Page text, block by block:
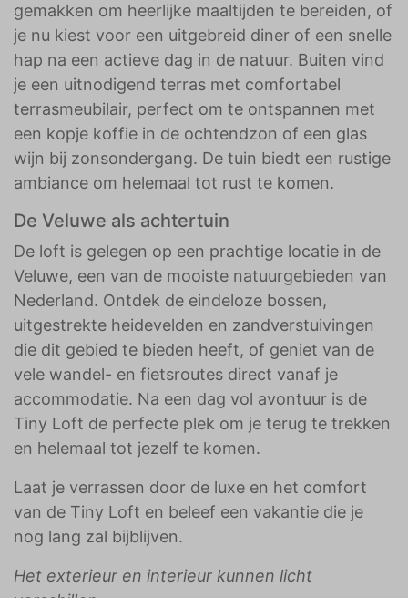
gemakken om heerlijke maaltijden te bereiden, of
je nu kiest voor een uitgebreid diner of een snelle
hap na een actieve dag in de natuur. Buiten vind
je een uitnodigend terras met comfortabel
terrasmeubilair, perfect om te ontspannen met
een kopje koffie in de ochtendzon of een glas
wijn bij zonsondergang. De tuin biedt een rustige
ambiance om helemaal tot rust te komen.
De Veluwe als achtertuin
De loft is gelegen op een prachtige locatie in de
Veluwe, een van de mooiste natuurgebieden van
Nederland. Ontdek de eindeloze bossen,
uitgestrekte heidevelden en zandverstuivingen
die dit gebied te bieden heeft, of geniet van de
vele wandel- en fietsroutes direct vanaf je
accommodatie. Na een dag vol avontuur is de
Tiny Loft de perfecte plek om je terug te trekken
en helemaal tot jezelf te komen.
Laat je verrassen door de luxe en het comfort
van de Tiny Loft en beleef een vakantie die je
nog lang zal bijblijven.
Het exterieur en interieur kunnen licht